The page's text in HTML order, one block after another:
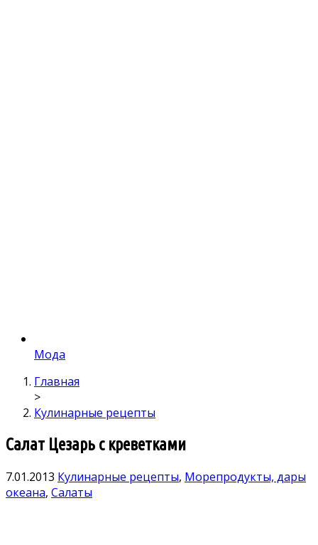
Мода
Главная
>
Кулинарные рецепты
Салат Цезарь с креветками
7.01.2013 Кулинарные рецепты, Морепродукты, дары
океана, Салаты